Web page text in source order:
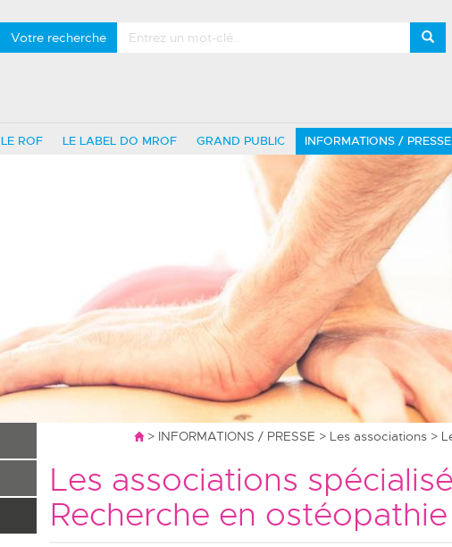
Votre recherche
LE ROF LE LABEL DO MROF GRAND PUBLIC INFORMATIONS / PRESSE
> INFORMATIONS / PRESSE > Les associations >
Les associations
Recherche en ostéopathie